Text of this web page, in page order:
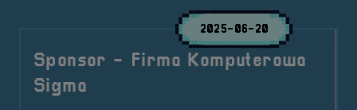
2025-06-20
Sponsor - Firma Komputerowa
Sigma